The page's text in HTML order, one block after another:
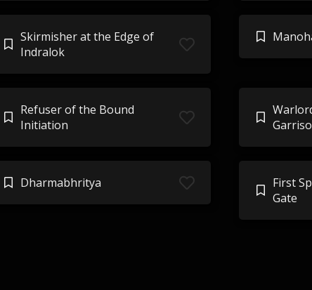
Skirmisher at the Edge of
Indralok
Refuser of the Bound
Initiation
Dharmabhritya
First
Gate